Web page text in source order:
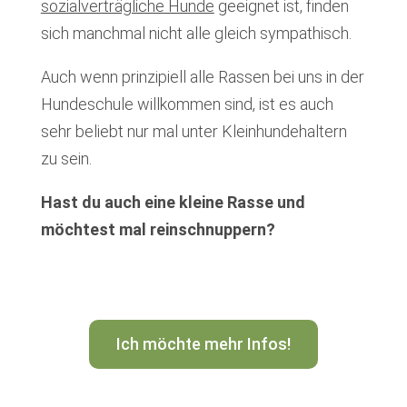
sozialverträgliche Hunde geeignet ist, finden
sich manchmal nicht alle gleich sympathisch.
Auch wenn prinzipiell alle Rassen bei uns in der
Hundeschule willkommen sind, ist es auch
sehr beliebt nur mal unter Kleinhundehaltern
zu sein.
Hast du auch eine kleine Rasse und
möchtest mal reinschnuppern?
Ich möchte mehr Infos!